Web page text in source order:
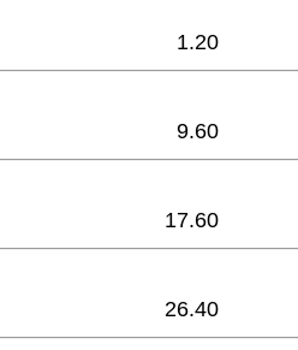
1.20
9.60
17.60
26.40